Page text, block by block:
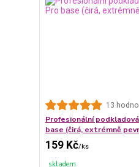
13
Profesionální
base (čirá, extrémně
159 Kč/ks
skladem